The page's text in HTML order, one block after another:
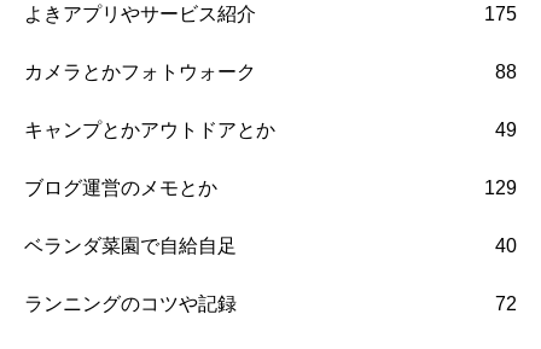
よきアプリやサービス紹介 175
カメラとかフォトウォーク 88
キャンプとかアウトドアとか 49
ブログ運営のメモとか 129
ベランダ菜園で自給自足 40
ランニングのコツや記録 72